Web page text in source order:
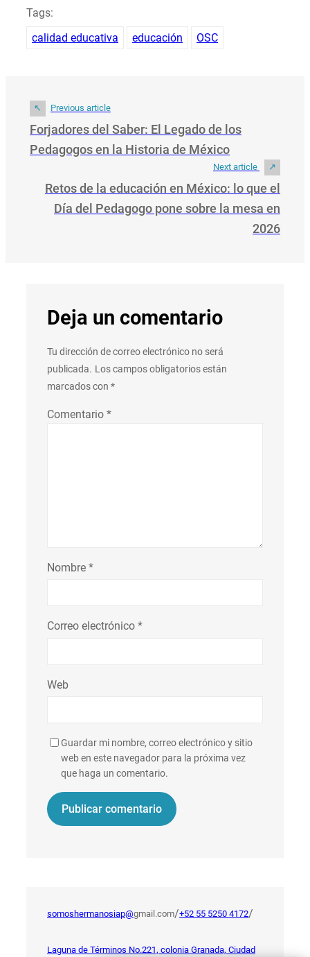
Tags:
calidad educativa
educación OSC
Previous article
Forjadores del Saber: El Legado de los
Pedagogos en la Historia de México
Next article
Retos de la educación en México: lo que el
Día del Pedagogo pone sobre la mesa en
2026
Deja un comentario
Tu dirección de correo electrónico no será
publicada. Los campos obligatorios están
marcados con *
Comentario *
Nombre *
Correo electrónico *
Web
Guardar mi nombre, correo electrónico y sitio
web en este navegador para la próxima vez
que haga un comentario.
somoshermanosiap@gmail.com/+52 55 5250 4172/
Laguna de Términos No.221, colonia Granada, Ciudad